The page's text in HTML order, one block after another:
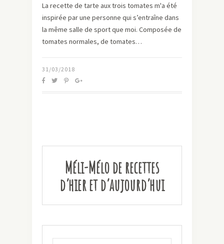
La recette de tarte aux trois tomates m'a été
inspirée par une personne qui s’entraîne dans
la même salle de sport que moi. Composée de
tomates normales, de tomates…
31/03/2018
Méli-Mélo de recettes
d’hier et d’aujourd’hui